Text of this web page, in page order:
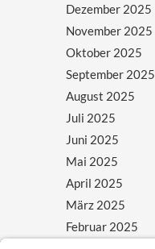
Dezember 2025
November 2025
Oktober 2025
September 2025
August 2025
Juli 2025
Juni 2025
Mai 2025
April 2025
März 2025
Februar 2025